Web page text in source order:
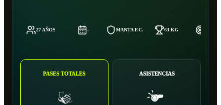
27 AÑOS - MANTA F.C. 63 KG
PASES TOTALES ASISTENCIAS